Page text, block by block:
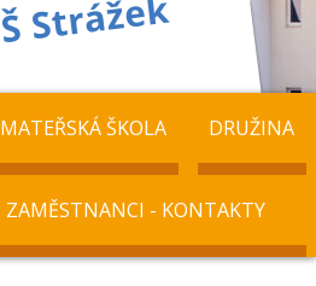
MATEŘSKÁ ŠKOLA DRUŽINA
ZAMĚSTNANCI - KONTAKTY